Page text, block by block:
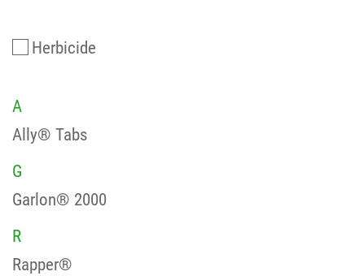
Herbicide
A
Ally® Tabs
G
Garlon® 2000
R
Rapper®